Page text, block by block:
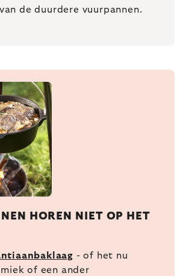
de duurdere vuurpannen.
HOREN NIET OP HET
- of het nu
of een ander